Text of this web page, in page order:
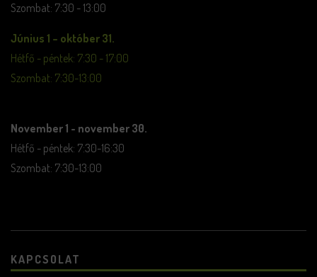
Szombat: 7:30 - 13:00
Június 1 – október 31.
Hétfő - péntek: 7:30 - 17:00
Szombat: 7:30-13:00
November 1 - november 30.
Hétfő - péntek: 7:30-16:30
Szombat: 7:30-13:00
KAPCSOLAT